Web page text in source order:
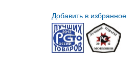
Добавить в избранное